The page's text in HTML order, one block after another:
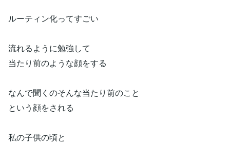
ルーティン化ってすごい
流れるように勉強して
当たり前のような顔をする
なんで聞くのそんな当たり前のこと
という顔をされる
私の子供の頃と